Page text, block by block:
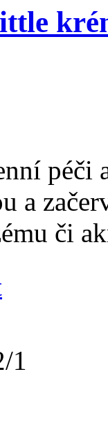
péči
a
či
1